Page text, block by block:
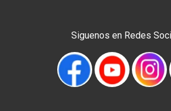
Siguenos en Redes